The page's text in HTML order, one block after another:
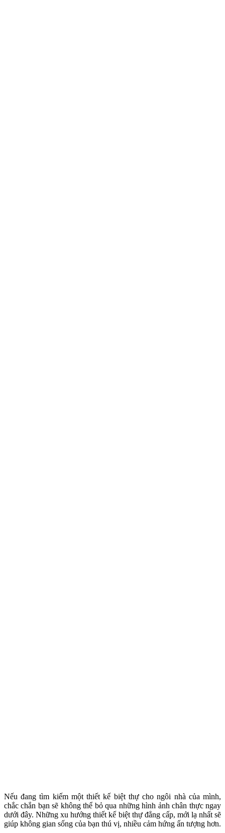
Nếu đang tìm kiếm một thiết kế biệt thự cho ngôi nhà của mình,
chắc chắn bạn sẽ không thể bỏ qua những hình ảnh chân thực ngay
dưới đây. Những xu hướng thiết kế biệt thự đẳng cấp, mới lạ nhất sẽ
giúp không gian sống của bạn thú vị, nhiều cảm hứng ấn tượng hơn.